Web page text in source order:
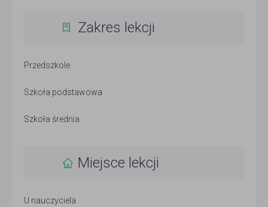
Zakres lekcji
Przedszkole
Szkoła podstawowa
Szkoła średnia
Miejsce lekcji
U nauczyciela